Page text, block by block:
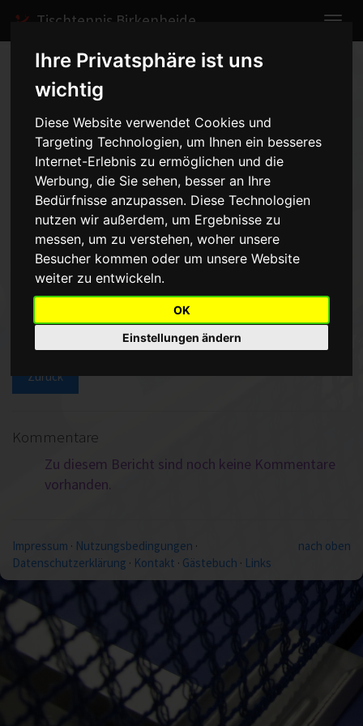
Ihre Privatsphäre ist uns
wichtig
Diese Website verwendet Cookies und
Targeting Technologien, um Ihnen ein besseres
Internet-Erlebnis zu ermöglichen und die
Werbung, die Sie sehen, besser an Ihre
Bedürfnisse anzupassen. Diese Technologien
nutzen wir außerdem, um Ergebnisse zu
messen, um zu verstehen, woher unsere
Besucher kommen oder um unsere Website
weiter zu entwickeln.
OK
Einstellungen ändern
Tischtennis Birkenheide
Home Spiele 2006/2007
Jungen I
Spielbericht anzeigen
TV Maudach I - Jungen I -
1:6vom 30.09.2006 15:00 Uhr
Irgendwie waren unsere Jungs heute nicht so bei der Sache. Ohne
die Leistung der Maudacher schmälern zu wollen (sie lieferten
einige spektakuläre Ballwechsel) muss man sagen, dass der eine
vielleicht waren auch im Vorfeld (selbst oder durch Umfeld, Coach)
zuviel Druck aufgebaut worden.
Zurück
Kommentare
Zu diesem Bericht sind noch keine Kommentare
vorhanden.
nach oben
Impressum · Nutzungsbedingungen ·
Datenschutzerklärung · Kontakt · Gästebuch · Links